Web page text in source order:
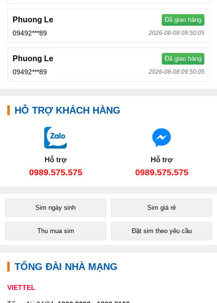
Phuong Le Đã giao hàng
09492***89 2026-08-08 09:50:05
Phuong Le Đã giao hàng
09492***89 2026-08-08 09:50:05
HỖ TRỢ KHÁCH HÀNG
Hỗ trợ
0989.575.575
Hỗ trợ
0989.575.575
Sim ngày sinh Sim giá rẻ
Thu mua sim Đặt sim theo yêu cầu
TỔNG ĐÀI NHÀ MẠNG
VIETTEL